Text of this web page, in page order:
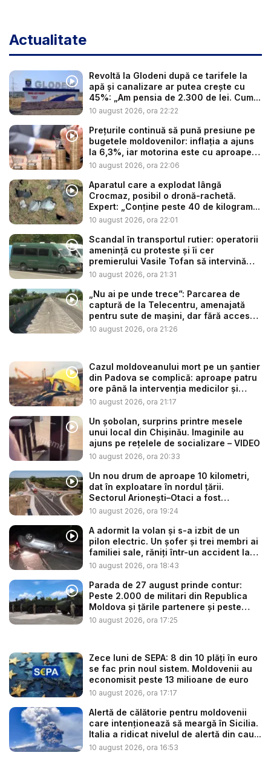
Actualitate
Revoltă la Glodeni după ce tarifele la
apă și canalizare ar putea crește cu
45%: „Am pensia de 2.300 de lei. Cum...
10 august 2026, ora 22:22
Prețurile continuă să pună presiune pe
bugetele moldovenilor: inflația a ajuns
la 6,3%, iar motorina este cu aproape
3...
10 august 2026, ora 22:06
Aparatul care a explodat lângă
Crocmaz, posibil o dronă-rachetă.
Expert: „Conține peste 40 de kilogram...
10 august 2026, ora 22:01
Scandal în transportul rutier: operatorii
amenință cu proteste și îi cer
premierului Vasile Tofan să intervină
în...
10 august 2026, ora 21:31
„Nu ai pe unde trece”: Parcarea de
captură de la Telecentru, amenajată
pentru sute de mașini, dar fără acces
d...
10 august 2026, ora 21:26
Cazul moldoveanului mort pe un șantier
din Padova se complică: aproape patru
ore până la intervenția medicilor și
con...
10 august 2026, ora 21:17
Un șobolan, surprins printre mesele
unui local din Chișinău. Imaginile au
ajuns pe rețelele de socializare – VIDEO
10 august 2026, ora 20:33
Un nou drum de aproape 10 kilometri,
dat în exploatare în nordul țării.
Sectorul Arionești–Otaci a fost
reabilita...
10 august 2026, ora 19:24
A adormit la volan și s-a izbit de un
pilon electric. Un șofer și trei membri ai
familiei sale, răniți într-un accident la
T...
10 august 2026, ora 18:43
Parada de 27 august prinde contur:
Peste 2.000 de militari din Republica
Moldova și țările partenere și peste
100...
10 august 2026, ora 17:25
Zece luni de SEPA: 8 din 10 plăți în euro
se fac prin noul sistem. Moldovenii au
economisit peste 13 milioane de euro
10 august 2026, ora 17:17
Alertă de călătorie pentru moldovenii
care intenționează să meargă în Sicilia.
Italia a ridicat nivelul de alertă din cau...
10 august 2026, ora 16:53